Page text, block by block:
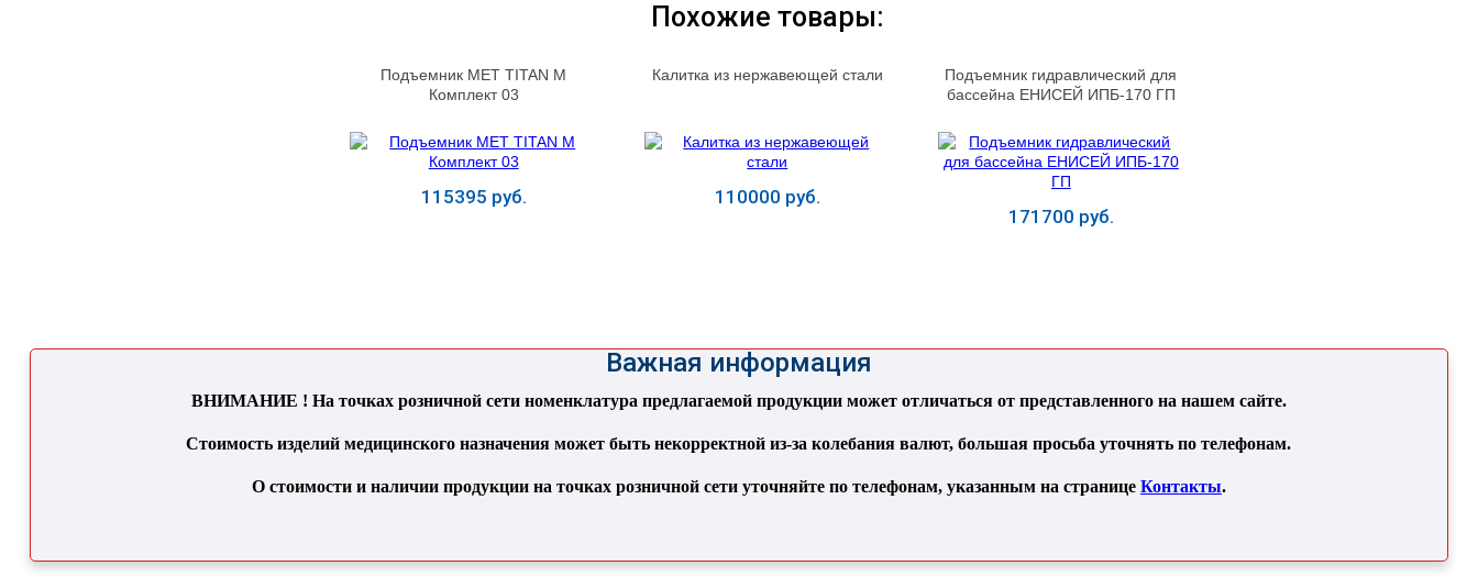
Похожие товары:
Подъемник MET TITAN M
Комплект 03
115395 руб.
Калитка из нержавеющей стали
110000 руб.
Подъемник гидравлический для
бассейна ЕНИСЕЙ ИПБ-170 ГП
171700 руб.
Важная информация
ВНИМАНИЕ ! На точках розничной сети номенклатура предлагаемой продукции может отличаться от представленного на нашем сайте.
Стоимость изделий медицинского назначения может быть некорректной из-за колебания валют, большая просьба уточнять по телефонам.
О стоимости и наличии продукции на точках розничной сети уточняйте по телефонам, указанным на странице Контакты.